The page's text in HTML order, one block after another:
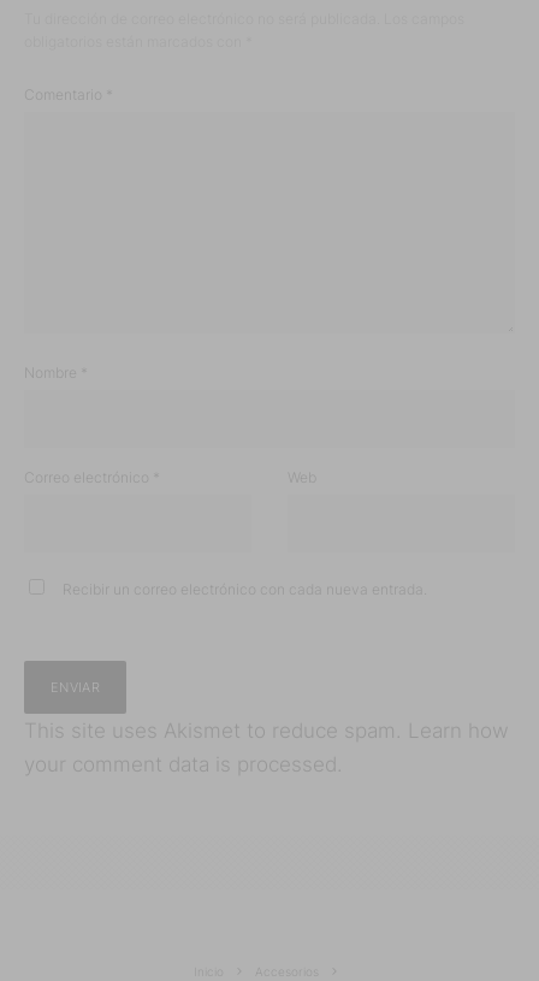
Comentario
Nombre
Correo electrónico Web
Recibir un correo electrónico con cada nueva entrada.
This site uses Akismet to reduce spam.
Learn how
your comment data is processed.
Accesorios